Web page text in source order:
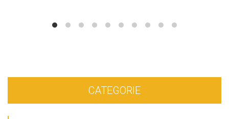
CATEGORIE